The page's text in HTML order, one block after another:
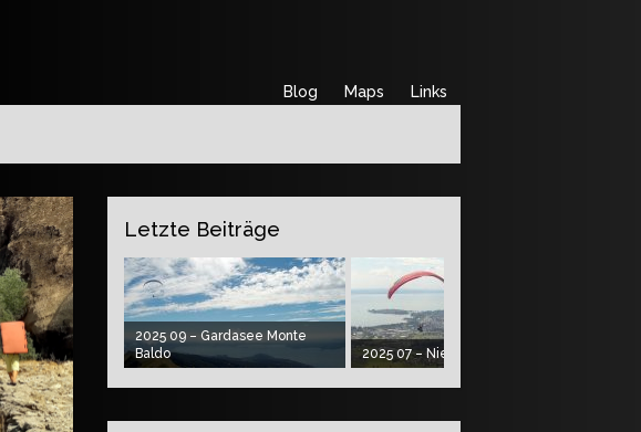
Links
Maps
Blog
Letzte Beiträge
2025 09 – Gardasee Monte
Baldo
2025 07 – Niedere und Pfänder